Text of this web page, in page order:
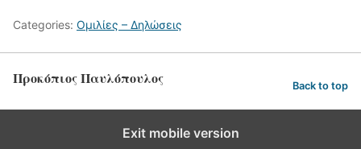
Categories: Ομιλίες – Δηλώσεις
Προκόπιος Παυλόπουλος Back to top
Exit mobile version